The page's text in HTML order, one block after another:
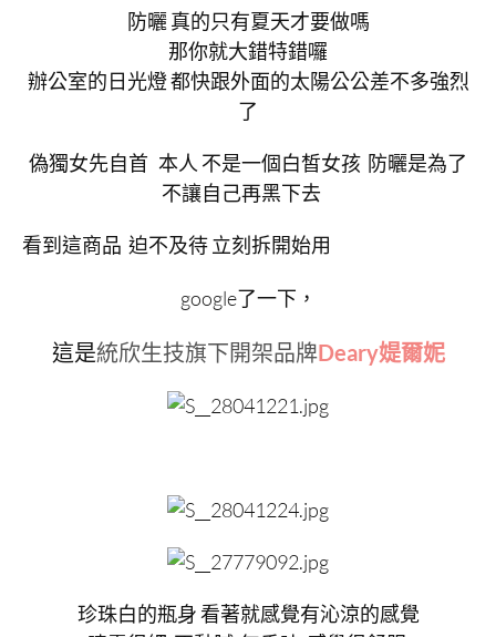
防曬 真的只有夏天才要做嗎
那你就大錯特錯囉
辦公室的日光燈 都快跟外面的太陽公公差不多強烈
了
偽獨女先自首 本人 不是一個白皙女孩 防曬是為了
不讓自己再黑下去
看到這商品 迫不及待 立刻拆開始用
google了一下，
這是統欣生技旗下開架品牌Deary媞爾妮
珍珠白的瓶身 看著就感覺有沁涼的感覺